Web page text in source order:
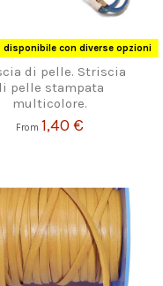
con diverse opzioni
di pelle. Striscia
pelle stampata
multicolore.
From 1,40 €